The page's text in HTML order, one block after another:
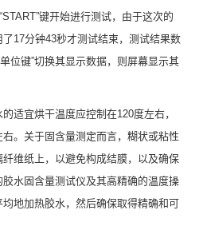
键开始进行测试，由于这次的
17分钟43秒才测试结束，测试结果数
位键”切换其显示数据，则屏幕显示其
适宜烘干温度应控制在120度左右，
。关于固含量测定而言，糊状或粘性
维纸上，以避免构成结膜，以及确保
水固含量测试仪及其高精确的温度操
地加热胶水，然后确保取得精确和可